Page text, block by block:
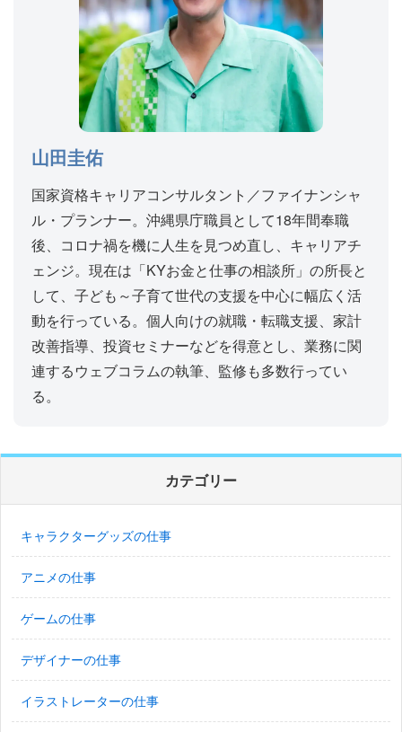
山田圭佑
国家資格キャリアコンサルタント／ファイナンシャ
ル・プランナー。沖縄県庁職員として18年間奉職
後、コロナ禍を機に人生を見つめ直し、キャリアチ
ェンジ。現在は「KYお金と仕事の相談所」の所長と
して、子ども～子育て世代の支援を中心に幅広く活
動を行っている。個人向けの就職・転職支援、家計
改善指導、投資セミナーなどを得意とし、業務に関
連するウェブコラムの執筆、監修も多数行ってい
る。
カテゴリー
キャラクターグッズの仕事
アニメの仕事
ゲームの仕事
デザイナーの仕事
イラストレーターの仕事